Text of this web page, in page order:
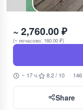
~ 2,760.00 ₽
(~ почасово: 160.00 ₽)
~ 17 ч. 8.2 / 10 146
Share